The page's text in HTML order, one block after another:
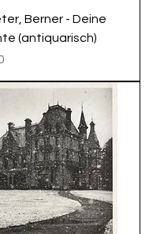
Berner - Deine
(antiquarisch)